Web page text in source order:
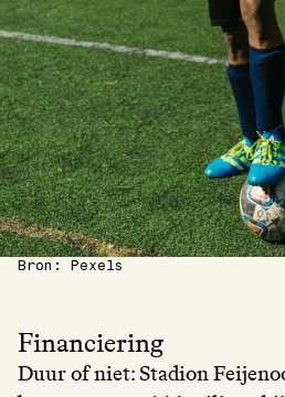
Bron: Pexels
Financiering
Duur of niet: Stadion